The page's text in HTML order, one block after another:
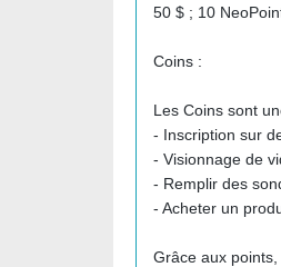
50 $ ; 10
Coins :
Les Coins sont
- Inscription sur
- Visionnage de
- Remplir des
- Acheter un
Grâce aux